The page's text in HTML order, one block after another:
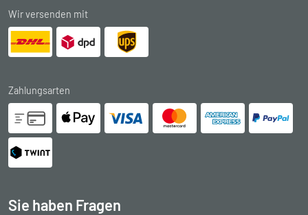
Wir versenden mit
Zahlungsarten
Sie haben Fragen